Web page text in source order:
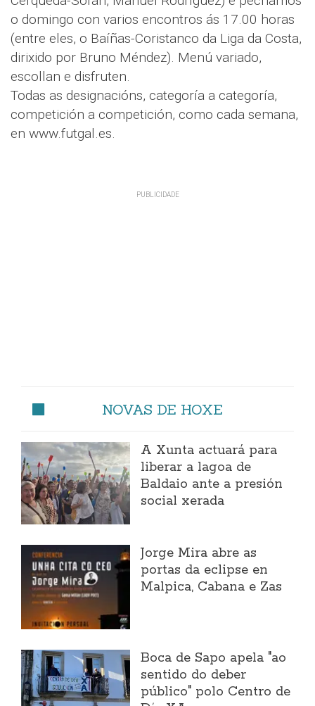
o domingo con varios encontros ás 17.00 horas
(entre eles, o Baíñas-Coristanco da Liga da Costa,
dirixido por Bruno Méndez). Menú variado,
escollan e disfruten.
Todas as designacións, categoría a categoría,
competición a competición, como cada semana,
en www.futgal.es.
NOVAS DE HOXE
A Xunta actuará para
liberar a lagoa de
Baldaio ante a presión
social xerada
Jorge Mira abre as
portas da eclipse en
Malpica, Cabana e Zas
Boca de Sapo apela "ao
sentido do deber
público" polo Centro de